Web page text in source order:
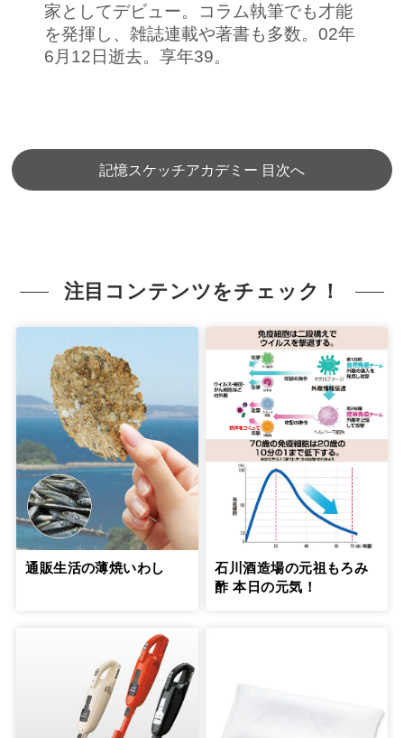
家としてデビュー。コラム執筆でも才能
を発揮し、雑誌連載や著書も多数。02年
6月12日逝去。享年39。
記憶スケッチアカデミー 目次へ
注目コンテンツをチェック！
通販生活の薄焼いわし
石川酒造場の元祖もろみ
酢 本日の元気！